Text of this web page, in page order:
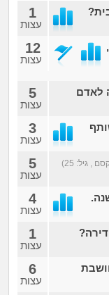
1
עצות
12
עצות
לאדם
5
עצות
3
עצות
, גיל: 25) 5
עצות
4
עצות
1
עצות
6
עצות